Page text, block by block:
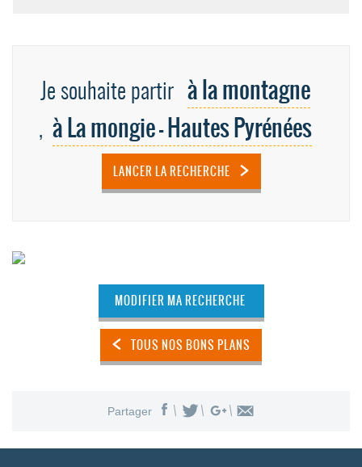
Je souhaite partir à la montagne
, à La mongie - Hautes Pyrénées
LANCER LA RECHERCHE
MODIFIER MA RECHERCHE
TOUS NOS BONS PLANS
Partager